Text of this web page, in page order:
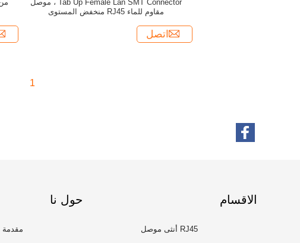
Tab Up Female Lan SMT Connector ، موصل
مقاوم للماء RJ45 منخفض المستوى
اتصل
1
الاقسام
RJ45 أنثى موصل
حول نا
مقدمة